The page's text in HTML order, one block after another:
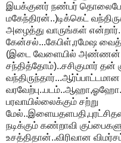
இயக்குனர் நண்பர்
மகேந்திரன்..)டிக்கெட்
அழைத்து வாருங்கள்
கேன்சல்...கேபிள்,ரமேஷ
(இடை வேளையில் அண்ணன்
சந்தித்தோம்)..சசிகுமார் தன்
வந்திருந்தார்...ஆர்ப்பாட்டமான
பரவாயில்லைக்கும் சற்று
நடிக்கும் கண்றாவி
உசத்திதான்..விரிவான